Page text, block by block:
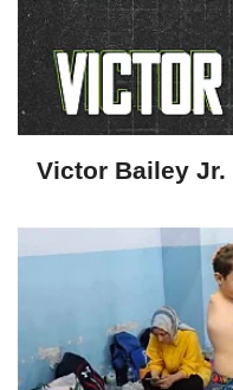
Victor Bailey